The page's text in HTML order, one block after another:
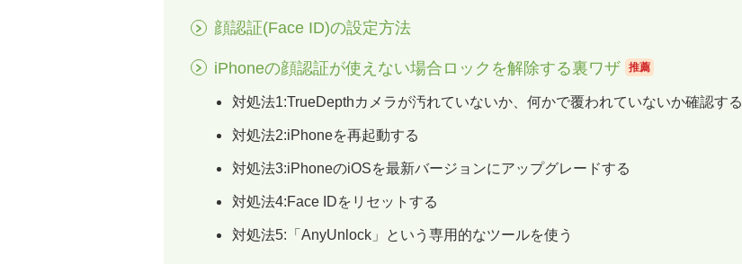
顔認証(Face ID)の設定方法
iPhoneの顔認証が使えない場合ロックを解除する裏ワザ 推薦
対処法1:TrueDepthカメラが汚れていないか、何かで覆われていないか確認する
対処法2:iPhoneを再起動する
対処法3:iPhoneのiOSを最新バージョンにアップグレードする
対処法4:Face IDをリセットする
対処法5:「AnyUnlock」という専用的なツールを使う